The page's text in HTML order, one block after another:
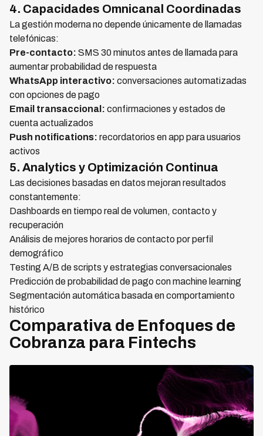
4. Capacidades Omnicanal Coordinadas
La gestión moderna no depende únicamente de llamadas
telefónicas:
Pre-contacto: SMS 30 minutos antes de llamada para
aumentar probabilidad de respuesta
WhatsApp interactivo: conversaciones automatizadas
con opciones de pago
Email transaccional: confirmaciones y estados de
cuenta actualizados
Push notifications: recordatorios en app para usuarios
activos
5. Analytics y Optimización Continua
Las decisiones basadas en datos mejoran resultados
constantemente:
Dashboards en tiempo real de volumen, contacto y
recuperación
Análisis de mejores horarios de contacto por perfil
demográfico
Testing A/B de scripts y estrategias conversacionales
Predicción de probabilidad de pago con machine learning
Segmentación automática basada en comportamiento
histórico
Comparativa de Enfoques de
Cobranza para Fintechs